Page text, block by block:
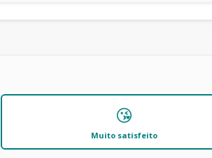
😘
Muito satisfeito